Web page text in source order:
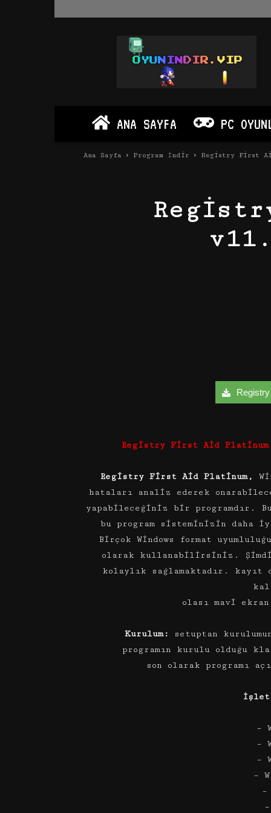
Oyun
İndir
PC
Android
ANA SAYFA PC
Ana Sayfa Program İndir Registry First
Registry First Aid Platinum
Registry First Aid Platinum,
hataları analiz ederek
yapabileceğiniz bir programdır.
bu program sisteminizin daha
Birçok Windows format
olarak kullanabilirsiniz. Şimdi
kolaylık sağlamaktadır.
olası mavi
Kurulum: setuptan
programın kurulu olduğu
son olarak programı
–
–
–
–
–